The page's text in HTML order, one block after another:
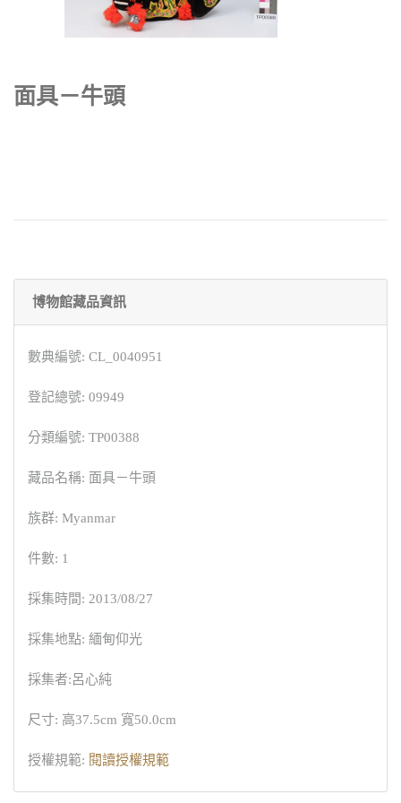
面具－牛頭
博物館藏品資訊
數典編號: CL_0040951
登記總號: 09949
分類編號: TP00388
藏品名稱: 面具－牛頭
族群: Myanmar
件數: 1
採集時間: 2013/08/27
採集地點: 緬甸仰光
採集者:呂心純
尺寸: 高37.5cm 寬50.0cm
授權規範: 閱讀授權規範